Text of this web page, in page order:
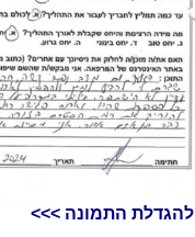
להגדלת התמונה >>>​